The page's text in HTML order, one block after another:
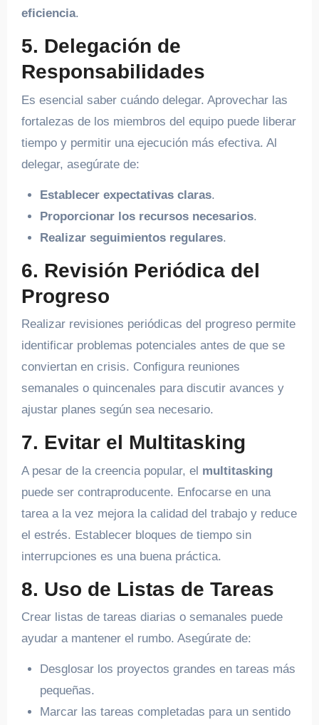
eficiencia.
5. Delegación de
Responsabilidades
Es esencial saber cuándo delegar. Aprovechar las
fortalezas de los miembros del equipo puede liberar
tiempo y permitir una ejecución más efectiva. Al
delegar, asegúrate de:
Establecer expectativas claras.
Proporcionar los recursos necesarios.
Realizar seguimientos regulares.
6. Revisión Periódica del
Progreso
Realizar revisiones periódicas del progreso permite
identificar problemas potenciales antes de que se
conviertan en crisis. Configura reuniones
semanales o quincenales para discutir avances y
ajustar planes según sea necesario.
7. Evitar el Multitasking
A pesar de la creencia popular, el multitasking
puede ser contraproducente. Enfocarse en una
tarea a la vez mejora la calidad del trabajo y reduce
el estrés. Establecer bloques de tiempo sin
interrupciones es una buena práctica.
8. Uso de Listas de Tareas
Crear listas de tareas diarias o semanales puede
ayudar a mantener el rumbo. Asegúrate de:
Desglosar los proyectos grandes en tareas más
pequeñas.
Marcar las tareas completadas para un sentido